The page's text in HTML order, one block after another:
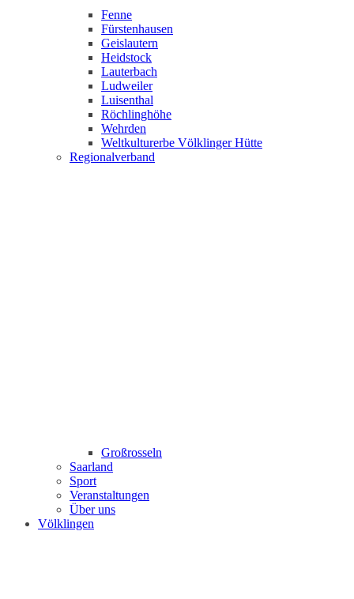
Fenne
Fürstenhausen
Geislautern
Heidstock
Lauterbach
Ludweiler
Luisenthal
Röchlinghöhe
Wehrden
Weltkulturerbe Völklinger Hütte
Regionalverband
Großrosseln
Saarland
Sport
Veranstaltungen
Über uns
Völklingen